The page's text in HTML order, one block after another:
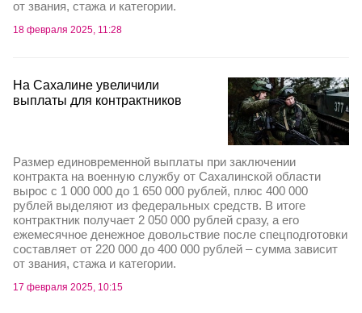
от звания, стажа и категории.
18 февраля 2025, 11:28
На Сахалине увеличили
выплаты для контрактников
Размер единовременной выплаты при заключении
контракта на военную службу от Сахалинской области
вырос с 1 000 000 до 1 650 000 рублей, плюс 400 000
рублей выделяют из федеральных средств. В итоге
контрактник получает 2 050 000 рублей сразу, а его
ежемесячное денежное довольствие после спецподготовки
составляет от 220 000 до 400 000 рублей – сумма зависит
от звания, стажа и категории.
17 февраля 2025, 10:15